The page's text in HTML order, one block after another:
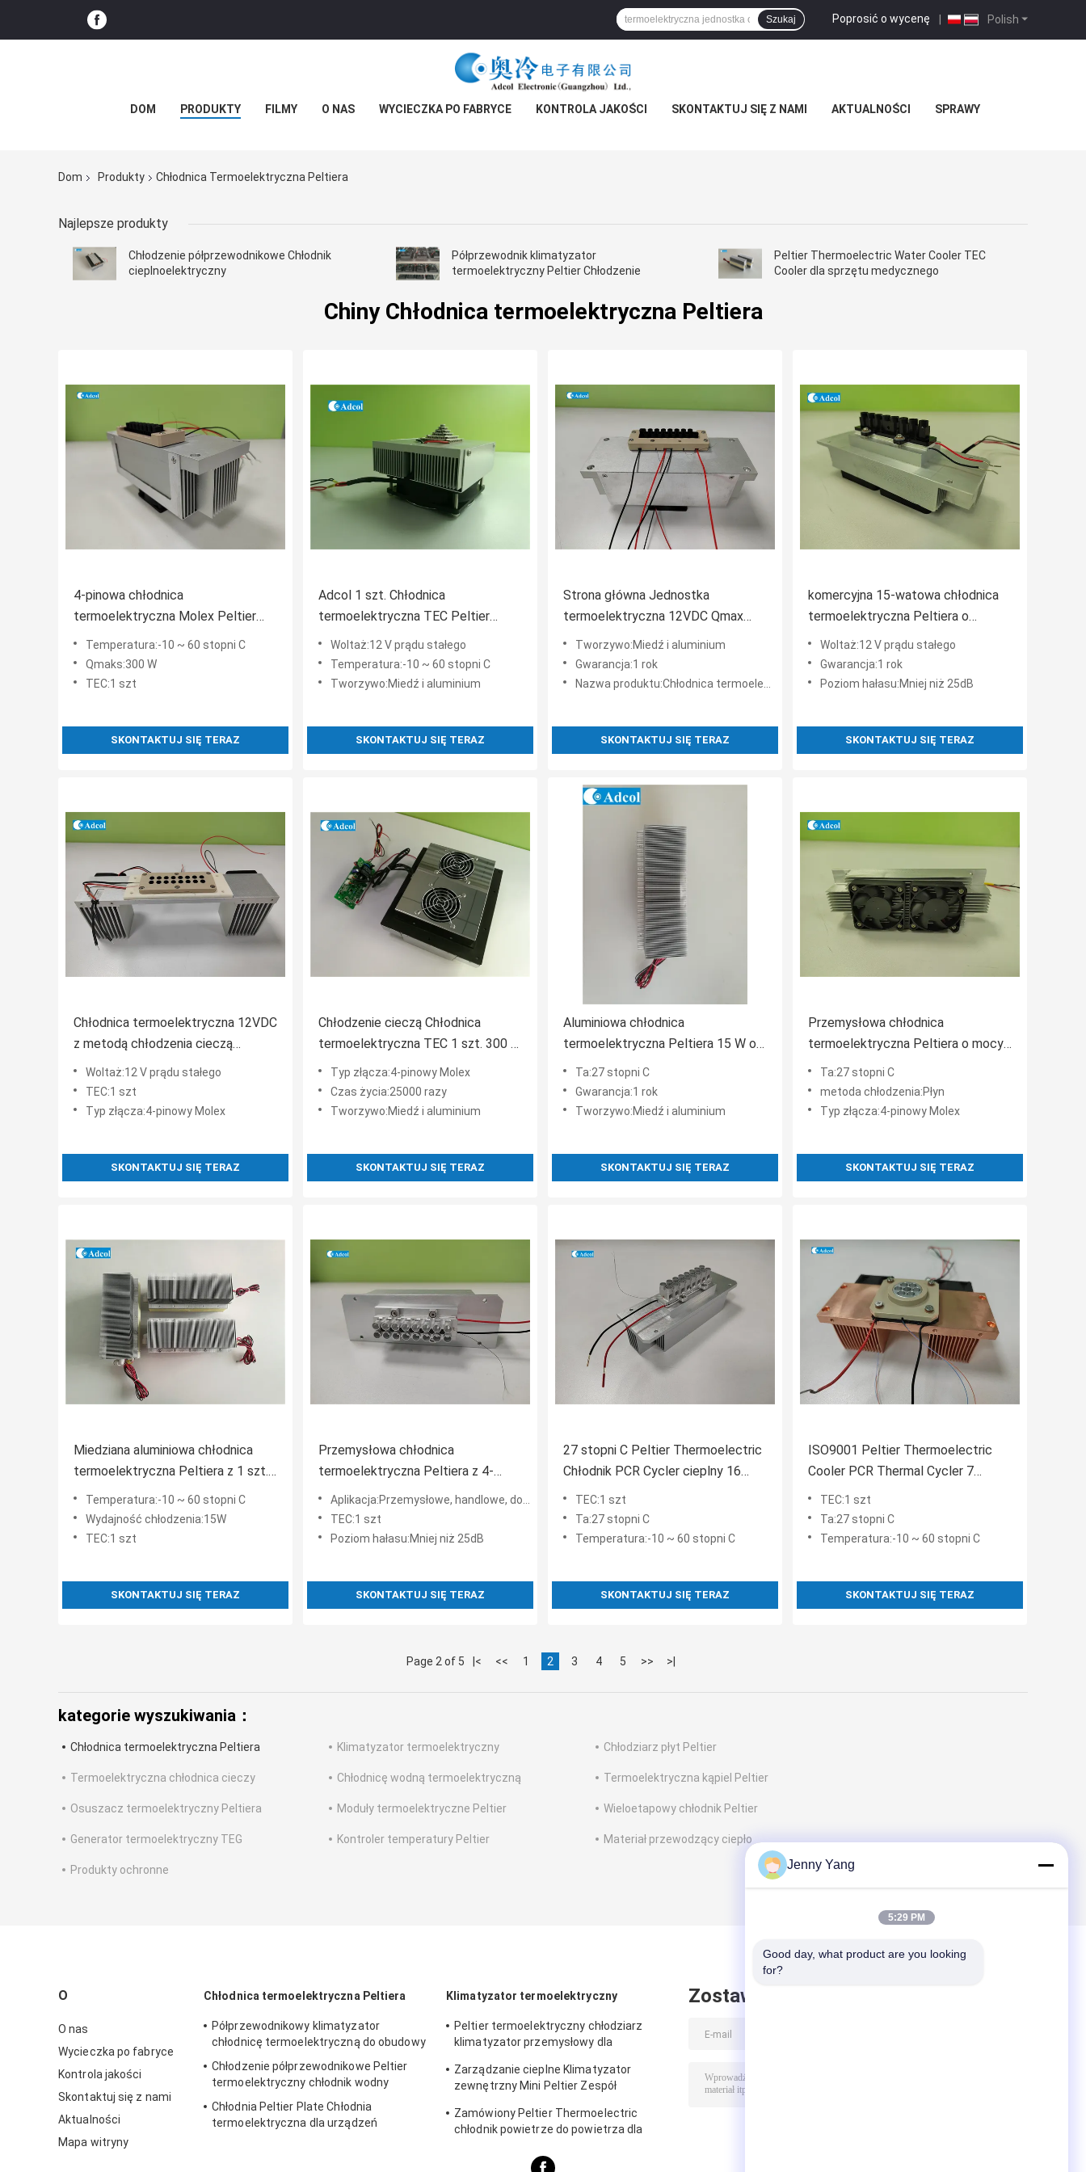
Polish
Poprosić o wycenę |
Szukaj
DOM PRODUKTY FILMY O NAS WYCIECZKA PO FABRYCE KONTROLA JAKOŚCI SKONTAKTUJ SIĘ Z NAMI AKTUALNOŚCI SPRAWY
Dom Produkty Chłodnica Termoelektryczna Peltiera
Najlepsze produkty
Chłodzenie półprzewodnikowe Chłodnik
cieplnoelektryczny
Półprzewodnik klimatyzator
termoelektryczny Peltier Chłodzenie
Peltier Thermoelectric Water Cooler TEC
Cooler dla sprzętu medycznego
Chiny Chłodnica termoelektryczna Peltiera
4-pinowa chłodnica
termoelektryczna Molex Peltier
300 W Metoda chłodzenia cieczą
Temperatura:-10 ~ 60 stopni C
Qmaks:300 W
TEC:1 szt
SKONTAKTUJ SIĘ TERAZ
Adcol 1 szt. Chłodnica
termoelektryczna TEC Peltier
12VDC ISO9001
Woltaż:12 V prądu stałego
Temperatura:-10 ~ 60 stopni C
Tworzywo:Miedź i aluminium
SKONTAKTUJ SIĘ TERAZ
Strona główna Jednostka
termoelektryczna 12VDC Qmax
300W TA 27 stopni C
Tworzywo:Miedź i aluminium
Gwarancja:1 rok
Nazwa produktu:Chłodnica termoelektryczna Peltiera
SKONTAKTUJ SIĘ TERAZ
komercyjna 15-watowa chłodnica
termoelektryczna Peltiera o
żywotności 25000 razy
Woltaż:12 V prądu stałego
Gwarancja:1 rok
Poziom hałasu:Mniej niż 25dB
SKONTAKTUJ SIĘ TERAZ
Chłodnica termoelektryczna 12VDC
z metodą chłodzenia cieczą
Poziom hałasu 25dB
Woltaż:12 V prądu stałego
TEC:1 szt
Typ złącza:4-pinowy Molex
SKONTAKTUJ SIĘ TERAZ
Chłodzenie cieczą Chłodnica
termoelektryczna TEC 1 szt. 300 W
Qmax 4 Pin Molex 25000 razy
Typ złącza:4-pinowy Molex
Czas życia:25000 razy
Tworzywo:Miedź i aluminium
SKONTAKTUJ SIĘ TERAZ
Aluminiowa chłodnica
termoelektryczna Peltiera 15 W o
poziomie hałasu poniżej 25 dB
Ta:27 stopni C
Gwarancja:1 rok
Tworzywo:Miedź i aluminium
SKONTAKTUJ SIĘ TERAZ
Przemysłowa chłodnica
termoelektryczna Peltiera o mocy
300 W do przenoszenia ciepła
Ta:27 stopni C
metoda chłodzenia:Płyn
Typ złącza:4-pinowy Molex
SKONTAKTUJ SIĘ TERAZ
Miedziana aluminiowa chłodnica
termoelektryczna Peltiera z 1 szt.
TECTemperatura:-10 ~ 60 stopni C
Wydajność chłodzenia:15W
TEC:1 szt
SKONTAKTUJ SIĘ TERAZ
Przemysłowa chłodnica
termoelektryczna Peltiera z 4-
pinowym złączem Molex
Aplikacja:Przemysłowe, handlowe, domowe
TEC:1 szt
Poziom hałasu:Mniej niż 25dB
SKONTAKTUJ SIĘ TERAZ
27 stopni C Peltier Thermoelectric
Chłodnik PCR Cycler cieplny 16
dziury moduł chłodzenia
TEC:1 szt
Ta:27 stopni C
Temperatura:-10 ~ 60 stopni C
SKONTAKTUJ SIĘ TERAZ
ISO9001 Peltier Thermoelectric
Cooler PCR Thermal Cycler 7
otworu moduł chłodzenia
TEC:1 szt
Ta:27 stopni C
Temperatura:-10 ~ 60 stopni C
SKONTAKTUJ SIĘ TERAZ
Page 2 of 5 |< << 1 2 3 4 5 >> >|
kategorie wyszukiwania：
Chłodnica termoelektryczna Peltiera Klimatyzator termoelektryczny Chłodziarz płyt Peltier
Termoelektryczna chłodnica cieczy Chłodnicę wodną termoelektryczną Termoelektryczna kąpiel Peltier
Osuszacz termoelektryczny Peltiera Moduły termoelektryczne Peltier Wieloetapowy chłodnik Peltier
Generator termoelektryczny TEG Kontroler temperatury Peltier Materiał przewodzący ciepło
Produkty ochronne
O
O nas
Wycieczka po fabryce
Kontrola jakości
Skontaktuj się z nami
Aktualności
Mapa witryny
Chłodnica termoelektryczna Peltiera
Półprzewodnikowy klimatyzator
chłodnicę termoelektryczną do obudowy
Chłodzenie półprzewodnikowe Peltier
termoelektryczny chłodnik wodny
Chłodnia Peltier Plate Chłodnia
termoelektryczna dla urządzeń
Klimatyzator termoelektryczny
Peltier termoelektryczny chłodziarz
klimatyzator przemysłowy dla
Zarządzanie cieplne Klimatyzator
zewnętrzny Mini Peltier Zespół
Zamówiony Peltier Thermoelectric
chłodnik powietrze do powietrza dla
Zostaw wiadomość
Jenny Yang
5:29 PM
Good day, what product are you looking
for?